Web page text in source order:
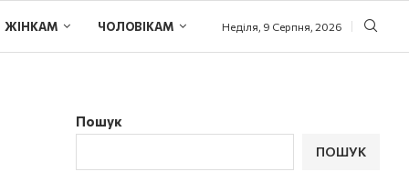
ЖІНКАМ ЧОЛОВІКАМ Неділя, 9 Серпня, 2026
Пошук
ПОШУК